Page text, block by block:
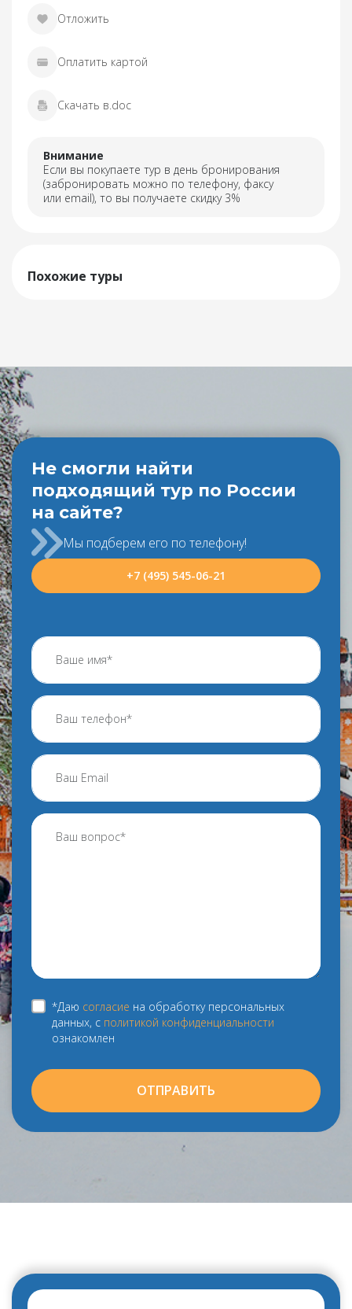
Отложить
Оплатить картой
Скачать в.doc
Внимание
Если вы покупаете тур в день бронирования
(забронировать можно по телефону, факсу
или email), то вы получаете скидку 3%
Похожие туры
Не смогли найти
подходящий тур по России
на сайте?
Мы подберем его по телефону!
+7 (495) 545-06-21
*Даю согласие на обработку персональных
данных, с политикой конфиденциальности
ознакомлен
ОТПРАВИТЬ